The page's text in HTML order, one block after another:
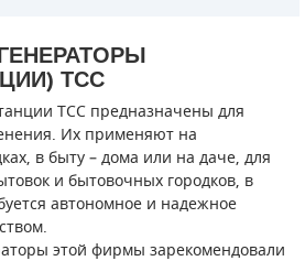
ТСС
ТСС предназначены для
Их применяют на
в быту – дома или на даче, для
и бытовочных городков, в
автономное и надежное
этой фирмы зарекомендовали